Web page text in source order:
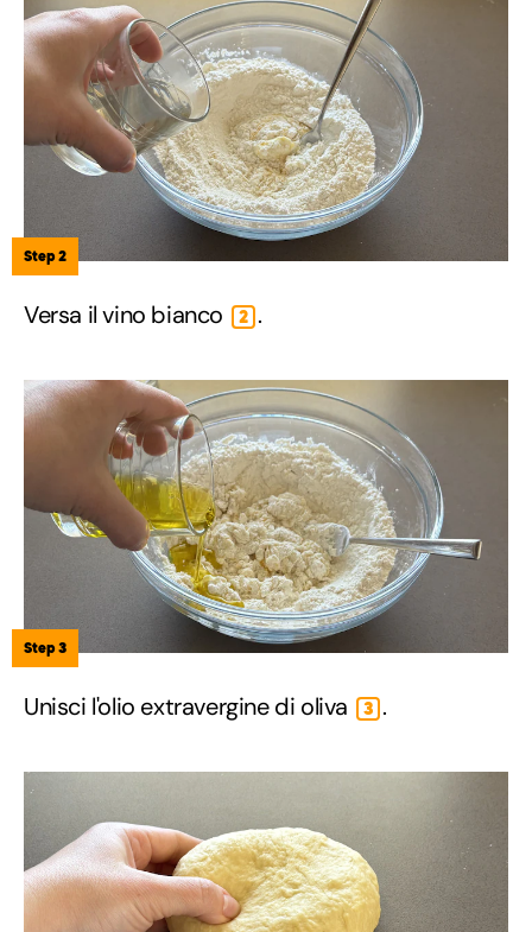
Step 2
Versa il vino bianco 2 .
Step 3
Unisci l'olio extravergine di oliva 3 .